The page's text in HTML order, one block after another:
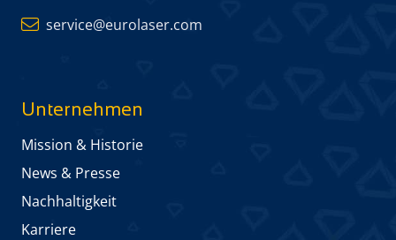
service@eurolaser.com
Unternehmen
Mission & Historie
News & Presse
Nachhaltigkeit
Karriere